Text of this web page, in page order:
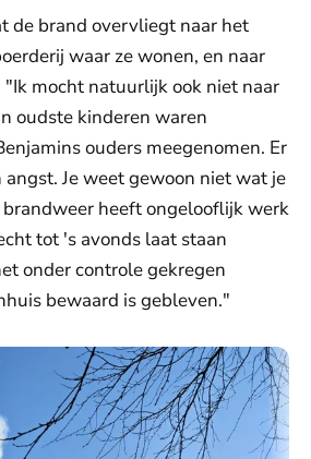
de brand overvliegt naar het
waar ze wonen, en naar
"Ik mocht natuurlijk ook niet naar
oudste kinderen waren
ouders meegenomen. Er
Je weet gewoon niet wat je
heeft ongelooflijk werk
tot 's avonds laat staan
onder controle gekregen
bewaard is gebleven."